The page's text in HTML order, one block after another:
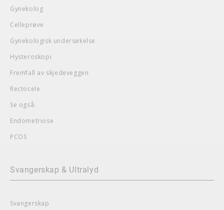
Gynekolog
Celleprøve
Gynekologisk undersøkelse
Hysteroskopi
Fremfall av skjedeveggen
Rectocele
Se også:
Endometriose
PCOS
Svangerskap & Ultralyd
Svangerskap